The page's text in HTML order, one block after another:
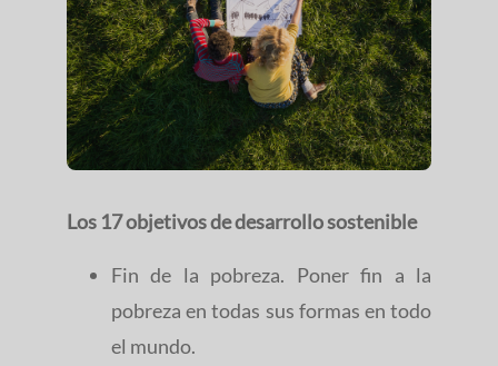
Los 17 objetivos de desarrollo sostenible
Fin de la pobreza. Poner fin a la
pobreza en todas sus formas en todo
el mundo.